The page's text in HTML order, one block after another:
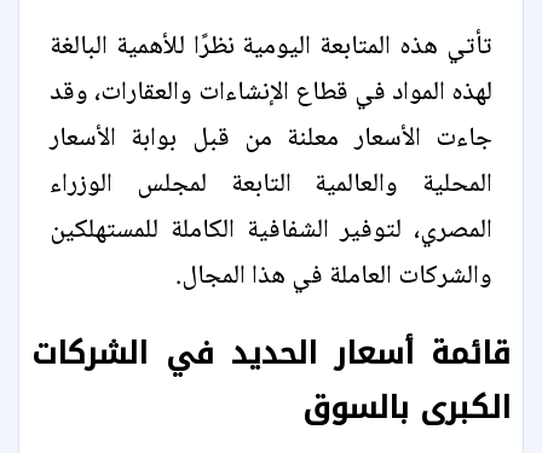
تأتي هذه المتابعة اليومية نظرًا للأهمية البالغة
لهذه المواد في قطاع الإنشاءات والعقارات، وقد
جاءت الأسعار معلنة من قبل بوابة الأسعار
المحلية والعالمية التابعة لمجلس الوزراء
المصري، لتوفير الشفافية الكاملة للمستهلكين
والشركات العاملة في هذا المجال.
قائمة أسعار الحديد في الشركات
الكبرى بالسوق